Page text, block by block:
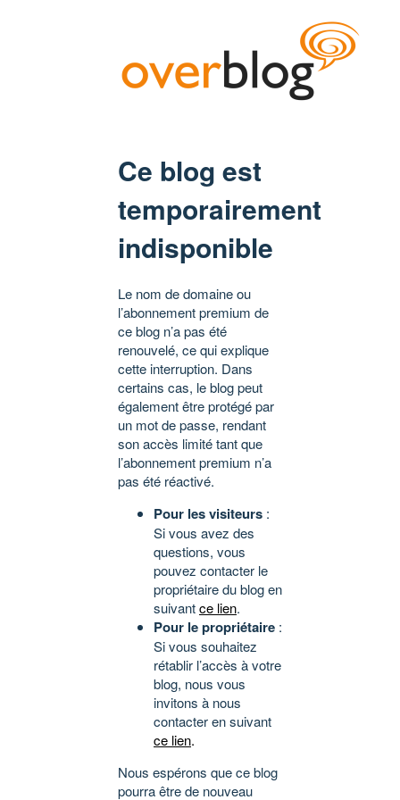
Ce blog est
temporairement
indisponible
Le nom de domaine ou
l’abonnement premium de
ce blog n’a pas été
renouvelé, ce qui explique
cette interruption. Dans
certains cas, le blog peut
également être protégé par
un mot de passe, rendant
son accès limité tant que
l’abonnement premium n’a
pas été réactivé.
Pour les visiteurs :
Si vous avez des
questions, vous
pouvez contacter le
propriétaire du blog en
suivantce lien.
Pour le propriétaire :
Si vous souhaitez
rétablir l’accès à votre
blog, nous vous
invitons à nous
contacter en suivant
ce lien.
Nous espérons que ce blog
pourra être de nouveau